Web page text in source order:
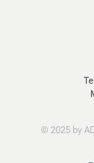
© 2025 by